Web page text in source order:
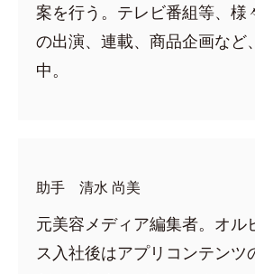
案を行う。テレビ番組等、様
の出演、連載、商品企画など
中。
助手 清水 尚美
元美容メディア編集者。オル
ス入社後はアプリコンテンツ